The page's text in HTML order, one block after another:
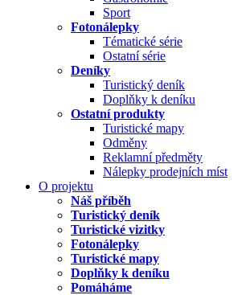
Sport
Fotonálepky
Tématické série
Ostatní série
Deníky
Turistický deník
Doplňky k deníku
Ostatní produkty
Turistické mapy
Odměny
Reklamní předměty
Nálepky prodejních míst
O projektu
Náš příběh
Turistický deník
Turistické vizitky
Fotonálepky
Turistické mapy
Doplňky k deníku
Pomáháme